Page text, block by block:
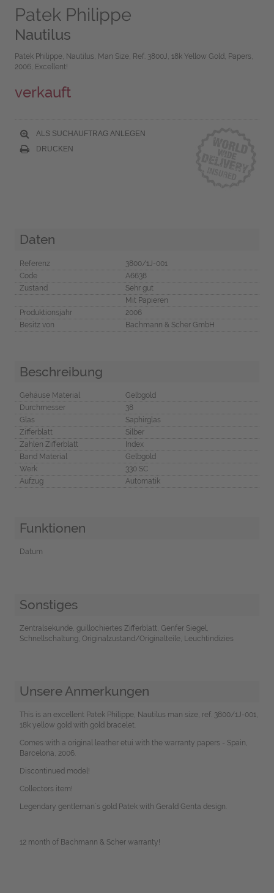
Patek Philippe
Nautilus
Patek Philippe, Nautilus, Man Size, Ref. 3800J, 18k Yellow Gold, Papers,
2006, Excellent!
verkauft
ALS SUCHAUFTRAG ANLEGEN
DRUCKEN
Daten
Referenz
3800/1J-001
Code
A6638
Zustand
Sehr gut
Mit Papieren
Produktionsjahr
2006
Besitz von
Bachmann & Scher GmbH
Beschreibung
Gehäuse Material
Gelbgold
Durchmesser
38
Glas
Saphirglas
Zifferblatt
Silber
Zahlen Zifferblatt
Index
Band Material
Gelbgold
Werk
330 SC
Aufzug
Automatik
Funktionen
Datum
Sonstiges
Zentralsekunde, guillochiertes Zifferblatt, Genfer Siegel,
Schnellschaltung, Originalzustand/Originalteile, Leuchtindizies
Unsere Anmerkungen
This is an excellent Patek Philippe, Nautilus man size, ref. 3800/1J-001,
18k yellow gold with gold bracelet.
Comes with a original leather etui with the warranty papers - Spain,
Barcelona, 2006.
Discontinued model!
Collectors item!
Legendary gentleman`s gold Patek with Gerald Genta design.
12 month of Bachmann & Scher warranty!